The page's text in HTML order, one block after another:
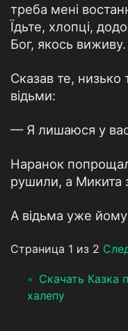
треба мені
Їдьте, хлопці,
Бог, якось виживу.
Сказав те, низько
відьми:
— Я лишаюся у вас
Наранок
рушили, а Микита
А відьма уже йому
Страница 1 из 2
Скачать Казка
халепу